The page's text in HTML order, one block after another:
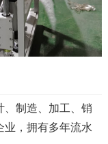
、制造、加工、销
业，拥有多年流水